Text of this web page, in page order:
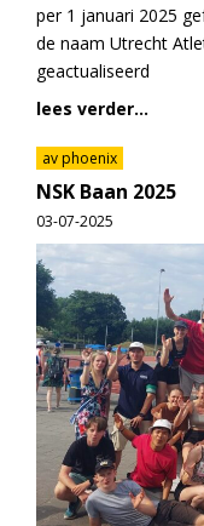
per 1 januari 2025
de naam Utrecht
geactualiseerd
lees verder...
av phoenix
NSK Baan 2025
03-07-2025